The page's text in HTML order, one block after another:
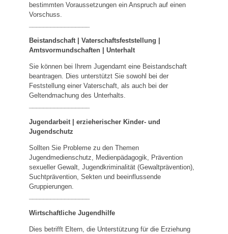
bestimmten Voraussetzungen ein Anspruch auf einen
Vorschuss.
Beistandschaft | Vaterschaftsfeststellung |
Amtsvormundschaften| Unterhalt
Sie können bei Ihrem Jugendamt eine Beistandschaft
beantragen. Dies unterstützt Sie sowohl bei der
Feststellung einer Vaterschaft, als auch bei der
Geltendmachung des Unterhalts.
Jugendarbeit | erzieherischer Kinder- und
Jugendschutz
Sollten Sie Probleme zu den Themen
Jugendmedienschutz, Medienpädagogik, Prävention
sexueller Gewalt, Jugendkriminalität (Gewaltprävention),
Suchtprävention, Sekten und beeinflussende
Gruppierungen.
Wirtschaftliche Jugendhilfe
Dies betrifft Eltern, die Unterstützung für die Erziehung